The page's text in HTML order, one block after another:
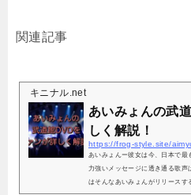
関連記事
キニナル.net
あいみょんの武
しく解説！
https://frog-style.site/
あいみょんー彼女は今、日本で最
力強いメッセージに透き通る歌声
はそんなあいみょんがリリース